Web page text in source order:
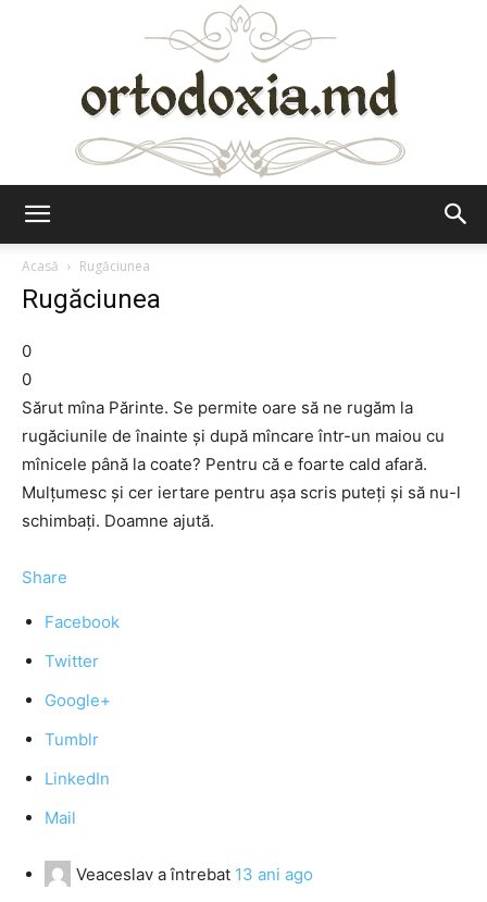
Acasă
Rugăciunea
Rugăciunea
0
0
Sărut mîna Părinte. Se permite oare să ne rugăm la
rugăciunile de înainte și după mîncare într-un maiou cu
mînicele până la coate? Pentru că e foarte cald afară.
Mulțumesc și cer iertare pentru așa scris puteți și să nu-l
schimbați. Doamne ajută.
Share
Facebook
Twitter
Google+
Tumblr
LinkedIn
Mail
Veaceslav a întrebat 13 ani ago